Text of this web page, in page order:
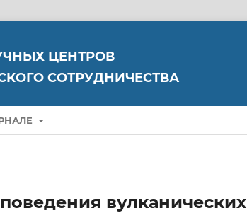
ЦЕНТРОВ
СОТРУДНИЧЕСТВА
вулканических